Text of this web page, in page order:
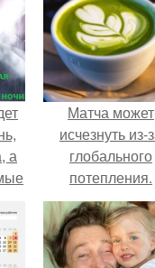
а
Матча может
исчезнуть из-
глобального
потепления.